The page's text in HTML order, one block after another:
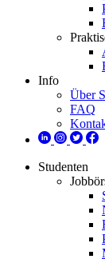
Info
Über
FAQ
Studenten